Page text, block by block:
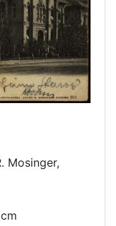
Mosinger,